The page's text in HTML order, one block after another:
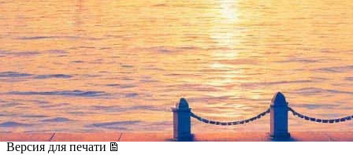
Показ документального
фильма «Иосиф Бродский: в
тюрьме широт»
09 декабря 2012, воскресенье,18.00
Версия для печати